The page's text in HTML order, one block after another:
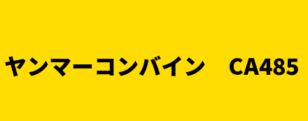
ヤンマーコンバイン CA485